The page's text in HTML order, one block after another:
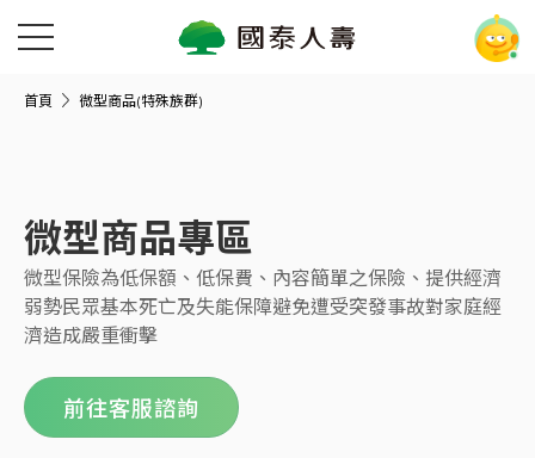
首頁 微型商品(特殊族群)
微型商品專區
微型保險為低保額、低保費、內容簡單之保險、提供經濟
弱勢民眾基本死亡及失能保障避免遭受突發事故對家庭經
濟造成嚴重衝擊
前往客服諮詢